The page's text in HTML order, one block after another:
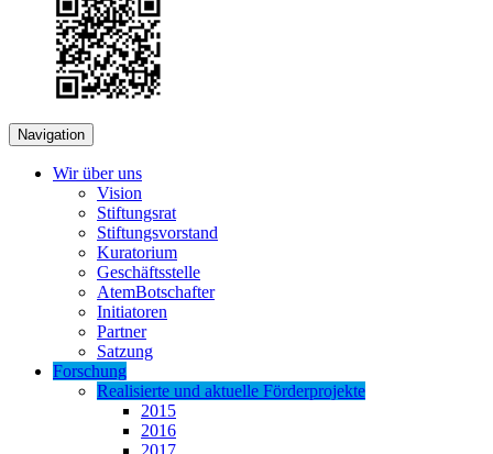
Navigation
Wir über uns
Vision
Stiftungsrat
Stiftungsvorstand
Kuratorium
Geschäftsstelle
AtemBotschafter
Initiatoren
Partner
Satzung
Forschung
Realisierte und aktuelle Förderprojekte
2015
2016
2017